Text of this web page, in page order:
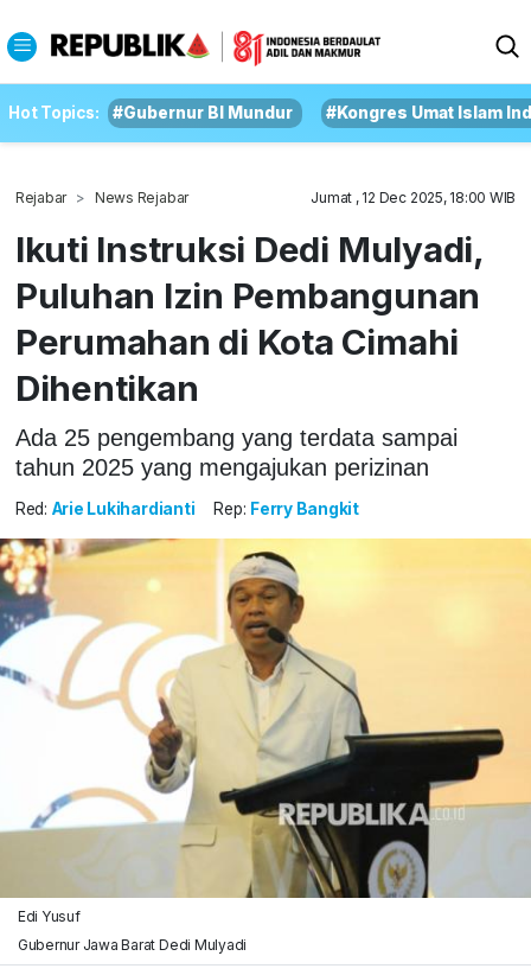
Hot Topics: #Gubernur BI Mundur #Kongres Umat Islam
Rejabar News Rejabar Jumat , 12 Dec 2025, 18:00 WIB
Ikuti Instruksi Dedi Mulyadi,
Puluhan Izin Pembangunan
Perumahan di Kota Cimahi
Dihentikan
Ada 25 pengembang yang terdata sampai
tahun 2025 yang mengajukan perizinan
Red: Arie Lukihardianti Rep: Ferry Bangkit
Edi Yusuf
Gubernur Jawa Barat Dedi Mulyadi